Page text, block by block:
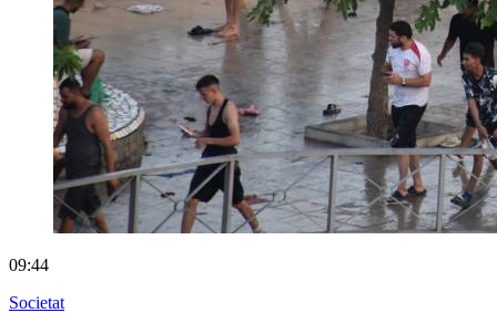
09:44
Societat